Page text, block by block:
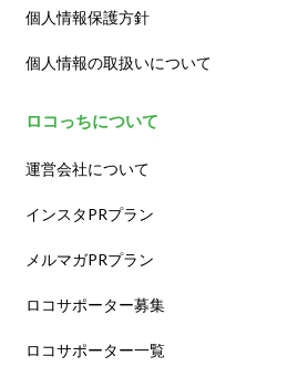
個人情報保護方針
個人情報の取扱いについて
ロコっちについて
運営会社について
インスタPRプラン
メルマガPRプラン
ロコサポーター募集
ロコサポーター一覧